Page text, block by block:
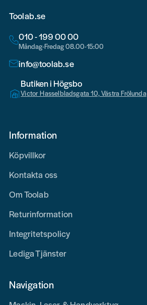
Toolab.se
010 - 199 00 00
Måndag-Fredag 08.00-15:00
info@toolab.se
Butiken i Högsbo
Victor Hasselbladsgata 10, Västra Frölunda
Information
Köpvillkor
Kontakta oss
Om Toolab
Returinformation
Integritetspolicy
Lediga Tjänster
Navigation